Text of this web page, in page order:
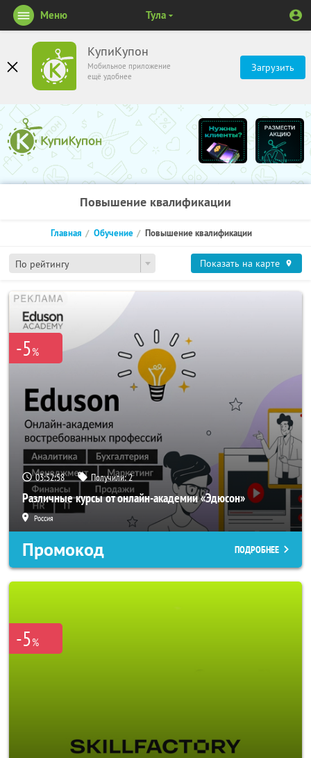
КупиКупон
Мобильное приложение
ещё удобнее
Загрузить
Меню Тула
Повышение квалификации
По рейтингу
Главная Обучение Повышение квалификации
Показать на карте
-5%
03:52:56 Получили:2
Различные курсы от онлайн-академии «Эдюсон»
Россия
Промокод ПОДРОБНЕЕ
-5%